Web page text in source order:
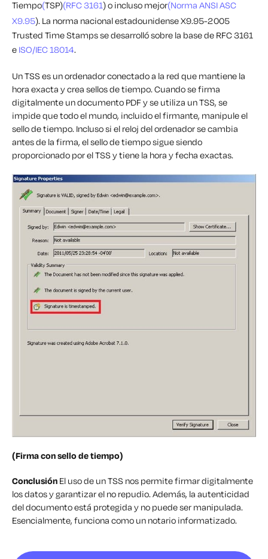
Tiempo(TSP)(RFC 3161) o incluso mejor(Norma ANSI ASC
X9.95). La norma nacional estadounidense X9.95-2005
Trusted Time Stamps se desarrolló sobre la base de RFC 3161
e ISO/IEC 18014.
Un TSS es un ordenador conectado a la red que mantiene la
hora exacta y crea sellos de tiempo. Cuando se firma
digitalmente un documento PDF y se utiliza un TSS, se
impide que todo el mundo, incluido el firmante, manipule el
sello de tiempo. Incluso si el reloj del ordenador se cambia
antes de la firma, el sello de tiempo sigue siendo
proporcionado por el TSS y tiene la hora y fecha exactas.
(Firma con sello de tiempo)
Conclusión El uso de un TSS nos permite firmar digitalmente
los datos y garantizar el no repudio. Además, la autenticidad
del documento está protegida y no puede ser manipulada.
Esencialmente, funciona como un notario informatizado.